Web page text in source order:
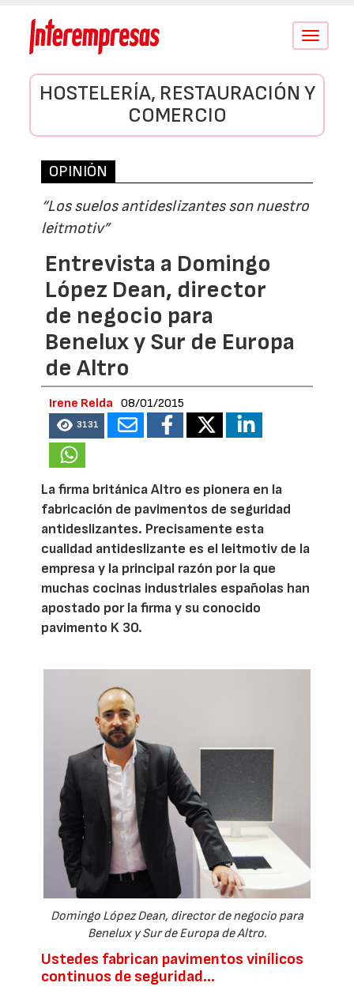
Conmutar
HOSTELERÍA, RESTAURACIÓN Y
COMERCIO
OPINIÓN
“Los suelos antideslizantes son nuestro
leitmotiv”
Entrevista a Domingo
López Dean, director
de negocio para
Benelux y Sur de Europa
de Altro
Irene Relda 08/01/2015
3131
La firma británica Altro es pionera en la
fabricación de pavimentos de seguridad
antideslizantes. Precisamente esta
cualidad antideslizante es el leitmotiv de la
empresa y la principal razón por la que
muchas cocinas industriales españolas han
apostado por la firma y su conocido
pavimento K 30.
Domingo López Dean, director de negocio para
Benelux y Sur de Europa de Altro.
Ustedes fabrican pavimentos vinílicos
continuos de seguridad…